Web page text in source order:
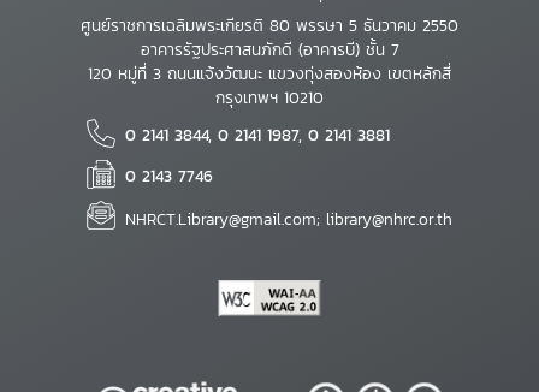
ศูนย์ราชการเฉลิมพระเกียรติ 80 พรรษา 5 ธันวาคม 2550
อาคารรัฐประศาสนภักดี (อาคารบี) ชั้น 7
120 หมู่ที่ 3 ถนนแจ้งวัฒนะ แขวงทุ่งสองห้อง เขตหลักสี่
กรุงเทพฯ 10210
0 2141 3844, 0 2141 1987, 0 2141 3881
0 2143 7746
NHRCT.Library@gmail.com; library@nhrc.or.th